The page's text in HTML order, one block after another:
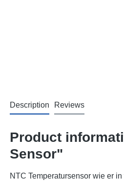
Description Reviews
Product
Sensor"
NTC Temperatursensor wie er